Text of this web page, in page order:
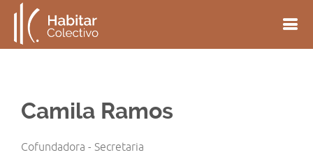
Camila Ramos
Cofundadora - Secretaria